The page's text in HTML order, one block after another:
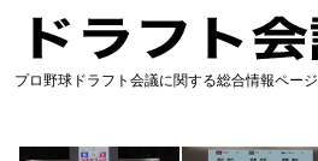
プロ野球ドラフト会議に関する総合情報ページ